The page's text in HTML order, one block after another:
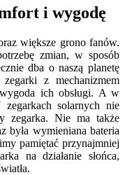
i wygodę
większe grono fanów.
zmian, w sposób
dba o naszą planetę
z mechanizmem
ich obsługi. A w
solarnych nie
zegarka. Nie ma także
była wymieniana bateria
pamiętać przynajmniej
na działanie słońca,